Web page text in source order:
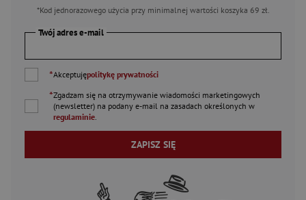
*Kod jednorazowego użycia przy minimalnej wartości koszyka 69 zł.
Twój adres e-mail
*Akceptujępolitykę prywatności
*Zgadzam się na otrzymywanie wiadomości marketingowych
(newsletter) na podany e-mail na zasadach określonych w
regulaminie.
ZAPISZ SIĘ